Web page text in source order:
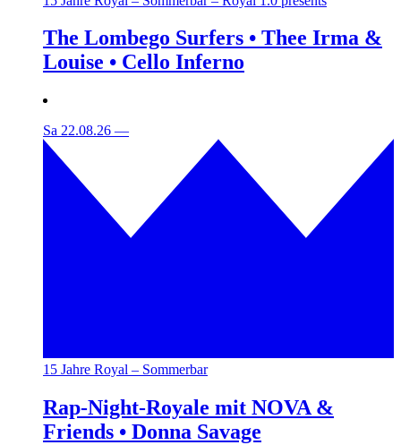
The Lombego Surfers • Thee Irma &
Louise • Cello Inferno
Sa 22.08.26 —
15 Jahre Royal – Sommerbar
Rap-Night-Royale mit NOVA &
Friends • Donna Savage